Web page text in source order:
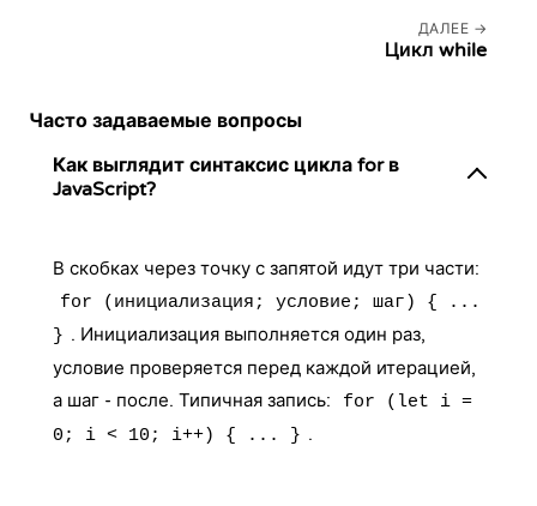
ДАЛЕЕ
Цикл while
Часто задаваемые вопросы
Как выглядит синтаксис цикла for в
JavaScript?
В скобках через точку с запятой идут три части:
for (инициализация; условие; шаг) { ...
} . Инициализация выполняется один раз,
условие проверяется перед каждой итерацией,
а шаг - после. Типичная запись:
for (let i =
0; i < 10; i++) { ... } .